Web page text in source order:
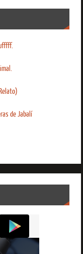
de Jabalí